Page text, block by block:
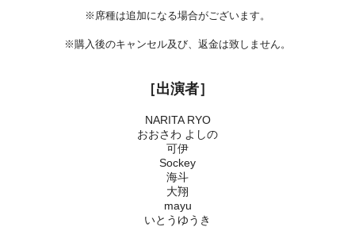
※席種は追加になる場合がございます。
※購入後のキャンセル及び、返金は致しません。
［出演者］
NARITA RYO
おおさわ よしの
可伊
Sockey
海斗
大翔
mayu
いとうゆうき